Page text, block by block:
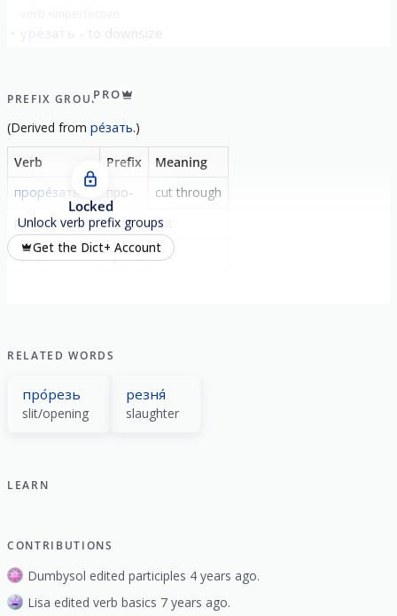
уре́зать
show all
PREFIX GROUPPRO
(Derived from ре́зать.)
Verb Prefix
Meaning
проре́зать
про-
cut through
прореза́ться
про-
cut
проре́заться
про- cut
Locked
Unlock verb prefix groups
Get the Dict+ Account
RELATED WORDS
про́резь
slit/opening
резня́
slaughter
LEARN
CONTRIBUTIONS
Dumbysol edited participles 4 years ago.
Lisa edited verb basics 7 years ago.